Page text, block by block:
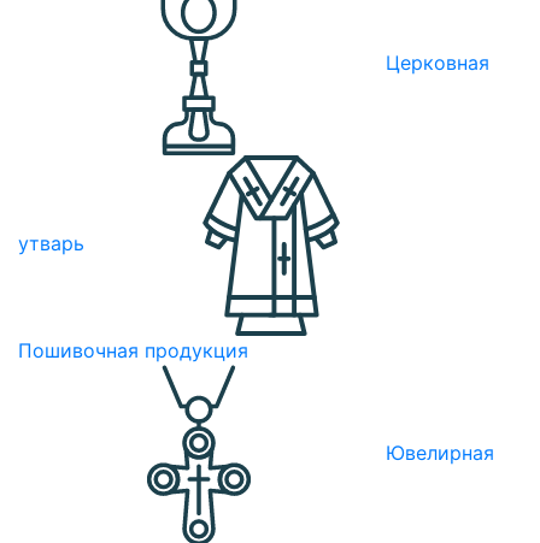
Церковная
утварь
Пошивочная продукция
Ювелирная